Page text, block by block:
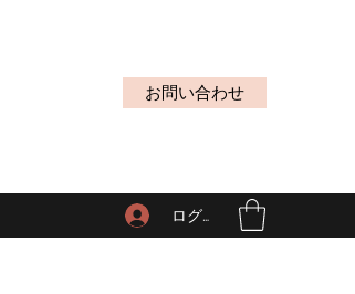
お問い合わせ
ログイン